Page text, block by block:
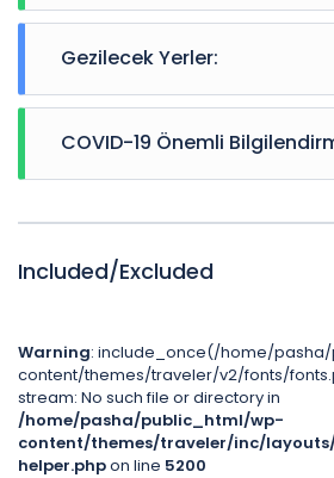
Gezilecek Yerler:
Kızıl Çukur Vadisi
Güllüdere-1 Vadisi
Güllüdere-2 Vadisi
Meskendir Vadisi
Güvercinlik Vadisi
Zemi Vadisi
Balkan Deresi
Pancarlık Vadisi
Üzengi Vadisi
COVID-19 Önemli
Müşterilerin temas edeceği ve
Araçlarımızda sosyal mesafenin
kişisel mesafenin korunması
Tura başlamadan önce ve tur
ölçümü gerçekleştirilir
Included/Excluded
Warning: include_once(/home/
content/themes/traveler/v2/fonts/
stream: No such file or directory in
/home/pasha/public_html/wp-
content/themes/traveler/inc/
helper.phpon line 5200